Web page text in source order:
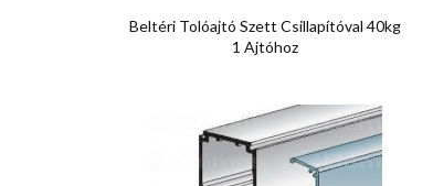
Beltéri Tolóajtó Szett Csillapítóval 40kg
1 Ajtóhoz
Előnézet